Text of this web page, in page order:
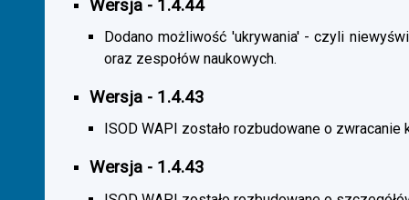
Wersja - 1.4.44
Dodano możliwość 'ukrywania' - czyli
oraz zespołów naukowych.
Wersja - 1.4.43
ISOD WAPI zostało rozbudowane o
Wersja - 1.4.43